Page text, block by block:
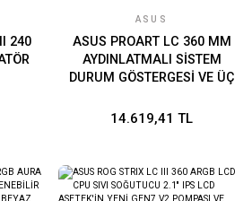
240
ASUS
ASUS PROART LC 360 MM
AYDINLATMALI SİSTEM
DURUM GÖSTERGESİ VE ÜÇ
APEX STEALTH METAL
14.619,41 TL